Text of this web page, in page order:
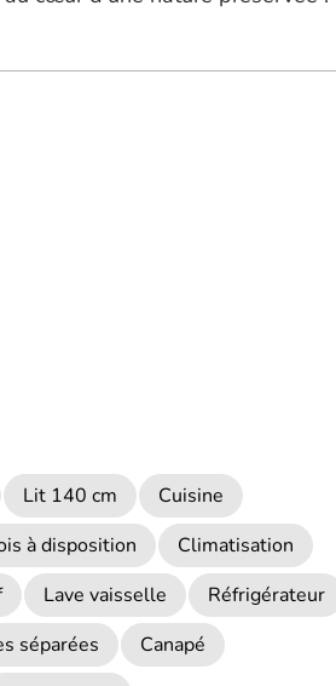
Lit 140 cm
Cuisine
à disposition
Climatisation
Lave vaisselle
Réfrigérateur
séparées
Canapé